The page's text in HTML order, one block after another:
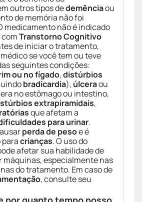
outros tipos dedemênciaou
de memória não foi
medicamento não é indicado
Transtorno Cognitivo
de iniciar o tratamento,
se você tem ou teve
seguintes condições:
ou no fígado,distúrbios
bradicardia), úlceraou
no estômago ou intestino,
extrapiramidais,
que afetam a
para urinar.
perda de pesoe é
crianças. O uso do
afetar sua habilidade de
máquinas, especialmente nas
do tratamento. Em caso de
, consulte seu